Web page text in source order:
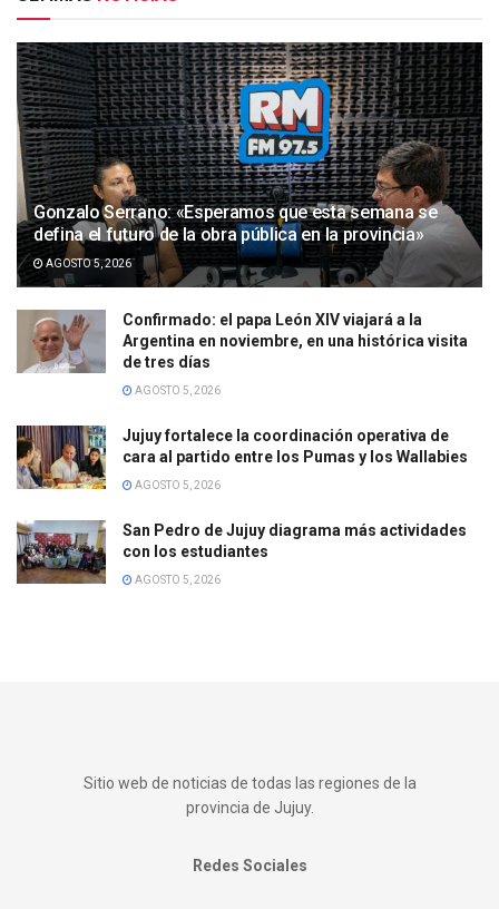
Gonzalo Serrano: «Esperamos que esta semana se
defina el futuro de la obra pública en la provincia»
AGOSTO 5, 2026
Confirmado: el papa León XIV viajará a la
Argentina en noviembre, en una histórica visita
de tres días
AGOSTO 5, 2026
Jujuy fortalece la coordinación operativa de
cara al partido entre los Pumas y los Wallabies
AGOSTO 5, 2026
San Pedro de Jujuy diagrama más actividades
con los estudiantes
AGOSTO 5, 2026
Sitio web de noticias de todas las regiones de la
provincia de Jujuy.
Redes Sociales